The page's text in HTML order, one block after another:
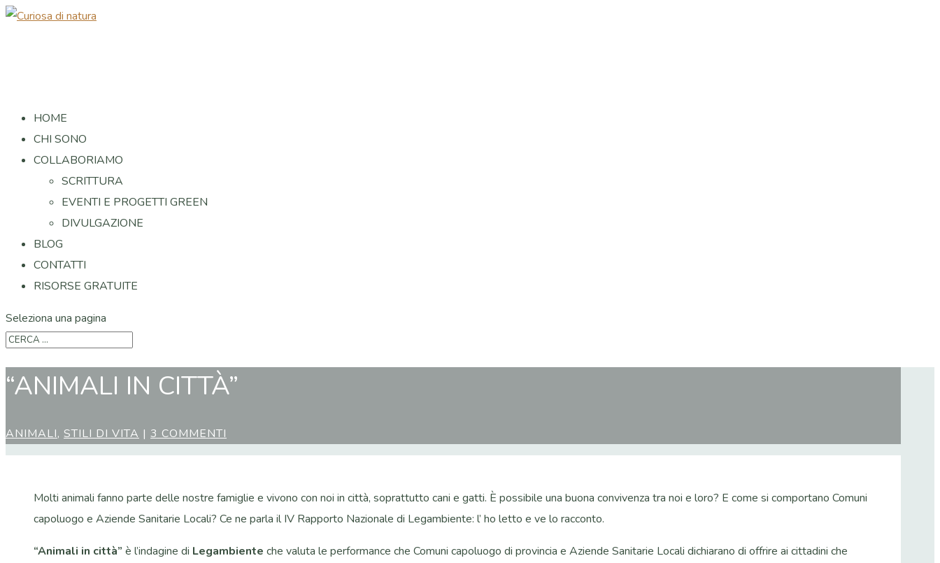
HOME
CHI SONO
COLLABORIAMO
SCRITTURA
EVENTI E PROGETTI GREEN
DIVULGAZIONE
BLOG
CONTATTI
RISORSE GRATUITE
Seleziona una pagina
“ANIMALI IN CITTÀ”
ANIMALI, STILI DI VITA | 3 COMMENTI
Molti animali fanno parte delle nostre famiglie e vivono con noi in città, soprattutto cani e gatti. È possibile una buona convivenza tra noi e loro? E come si comportano Comuni
capoluogo e Aziende Sanitarie Locali? Ce ne parla il IV Rapporto Nazionale di Legambiente: l’ ho letto e ve lo racconto.
“Animali in città” è l’indagine di Legambiente che valuta le performance che Comuni capoluogo di provincia e Aziende Sanitarie Locali dichiarano di offrire ai cittadini che